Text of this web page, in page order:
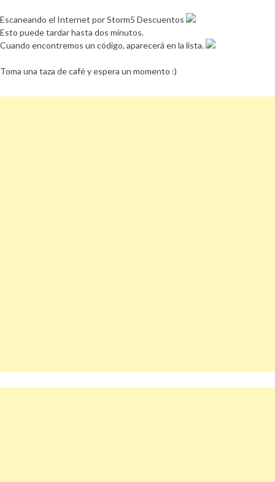
Escaneando el Internet por Storm5 Descuentos
Esto puede tardar hasta dos minutos.
Cuando encontremos un código, aparecerá en la lista.
Toma una taza de café y espera un momento :)